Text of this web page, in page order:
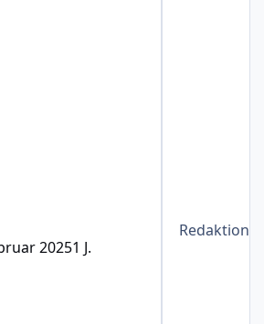
20251 J.
Redaktion